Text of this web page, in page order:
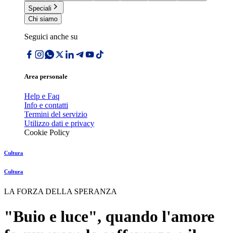
Speciali
Chi siamo
Seguici anche su
Area personale
Help e Faq
Info e contatti
Termini del servizio
Utilizzo dati e privacy
Cookie Policy
Cultura
Cultura
LA FORZA DELLA SPERANZA
"Buio e luce", quando l'amore